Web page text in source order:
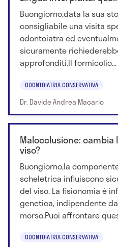
Buongiorno,data la sua
consigliabile una visita
odontoiatra ed
sicuramente
approfonditi.Il formicolio...
ODONTOIATRIA CONSERVATIVA
Dr. Davide Andrea Macario
Malocclusione:
viso?
Buongiorno,la
scheletrica influiscono
del viso. La fisionomia é
genetica, indipendente
morso.Puoi affrontare
ODONTOIATRIA CONSERVATIVA